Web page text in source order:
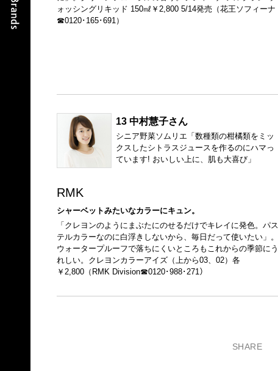
ォッシングリキッド 150㎖￥2,800 5/14発売（花王ソフィーナ
☎0120･165･691）
13 中村慧子さん
シニア野菜ソムリエ「数種類の柑橘類をミッ
クスしたシトラスジュースを作るのにハマっ
ています! おいしい上に、肌も大喜び」
RMK
シャーベットみたいなカラーにキュン。
「クレヨンのようにまぶたにのせるだけでキレイに発色。パス
テルカラーなのに白浮きしないから、毎日だって使いたい」。
ウォータープルーフで落ちにくいところもこれからの季節にう
れしい。クレヨンカラーアイズ（上から03、02）各
￥2,800（RMK Division☎0120･988･271）
SHARE